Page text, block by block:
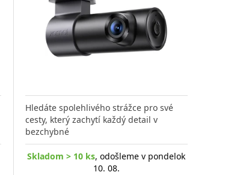
Hledáte spolehlivého strážce pro své
cesty, který zachytí každý detail v
bezchybné
Skladom > 10 ks, odošleme v pondelok
10. 08.